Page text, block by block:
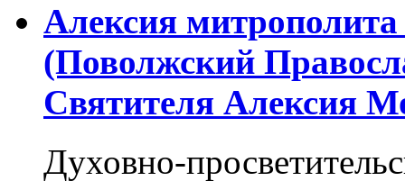
Алексия
(Поволжский
Святителя Алексия
Духовно-